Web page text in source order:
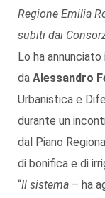
Regione Emilia
subiti dai
Lo ha
da Alessandro
Urbanistica e
durante un
dal Piano
di bonifica e di
“Il sistema – ha